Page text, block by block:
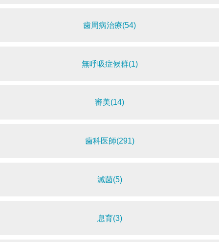
歯周病治療(54)
無呼吸症候群(1)
審美(14)
歯科医師(291)
滅菌(5)
息育(3)